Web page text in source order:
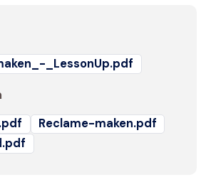
_LessonUp.pdf
Reclame-maken.pdf